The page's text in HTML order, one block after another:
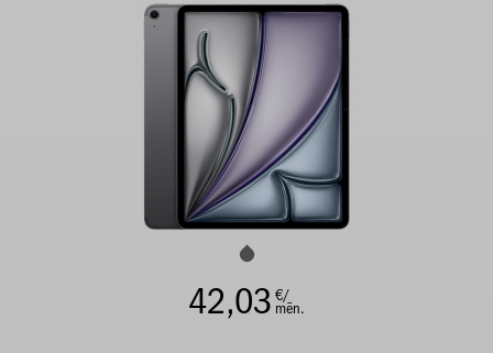
42,03 €/
mēn.